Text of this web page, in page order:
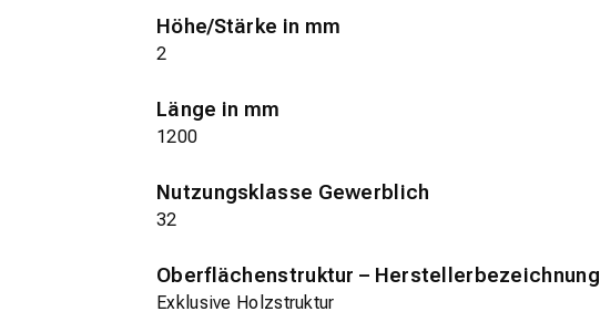
Höhe/Stärke in mm
2
Länge in mm
1200
Nutzungsklasse Gewerblich
32
Oberflächenstruktur – Herstellerbezeichnung
Exklusive Holzstruktur